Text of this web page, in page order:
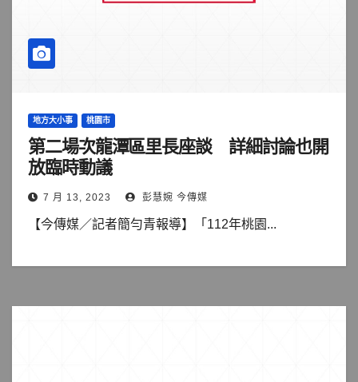
地方大小事 桃園市
第二場次龍潭區里長座談 詳細討論也開
放臨時動議
7 月 13, 2023 彭慧婉 今傳媒
【今傳媒／記者簡勻青報導】「112年桃園...